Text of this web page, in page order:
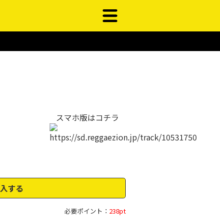
スマホ版はコチラ
する
必要ポイント： 238pt